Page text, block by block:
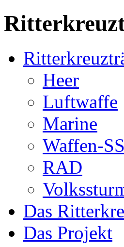
Heer
Luftwaffe
Marine
Waffen-SS
RAD
Das
Das Projekt